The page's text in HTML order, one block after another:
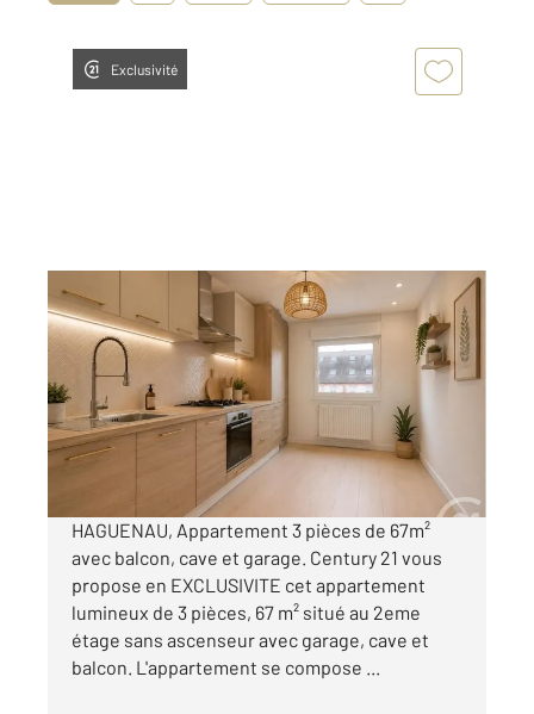
Exclusivité
HAGUENAU 67
67 m2, 3 pièces
Ref : 1846
Appartement F3 à vendre
152 000 €
Visiter le site dédié
HAGUENAU, Appartement 3 pièces de 67m²
avec balcon, cave et garage. Century 21 vous
propose en EXCLUSIVITE cet appartement
lumineux de 3 pièces, 67 m² situé au 2eme
étage sans ascenseur avec garage, cave et
balcon. L'appartement se compose ...